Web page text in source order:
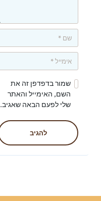
שמור בדפדפן זה את
השם, האימייל והאתר
שלי לפעם הבאה שאגיב.
להגיב